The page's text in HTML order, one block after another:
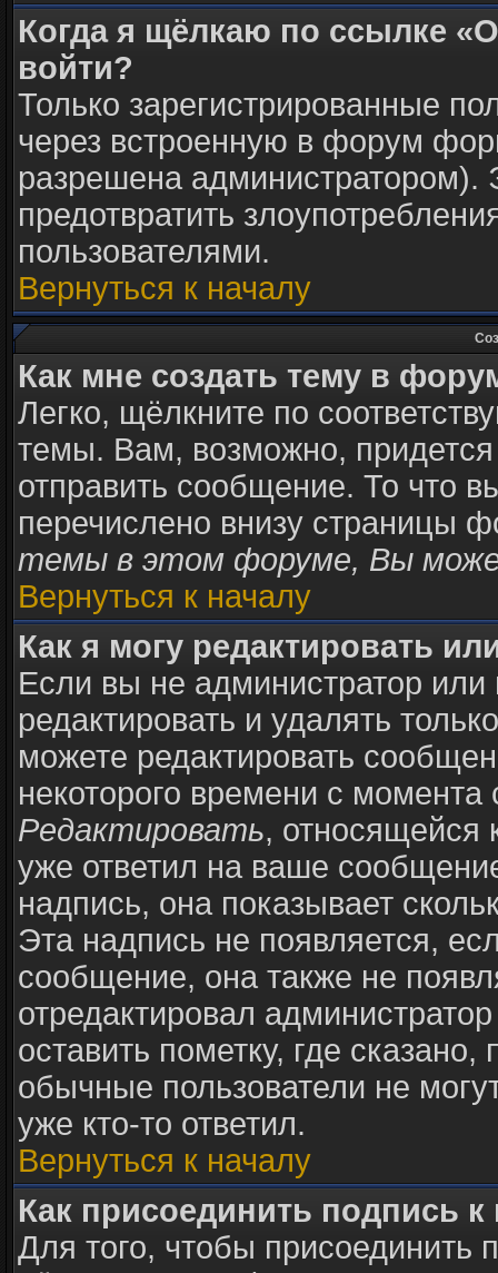
Когда я щёлкаю по ссылке
войти?
Только зарегистрированные
через встроенную в форум
разрешена администратором).
предотвратить
пользователями.
Вернуться к началу
Как мне создать тему в
Легко, щёлкните по
темы. Вам, возможно, придется
отправить сообщение. То что
перечислено внизу страницы
темы в этом форуме, Вы
Вернуться к началу
Как я могу редактировать
Если вы не администратор
редактировать и удалять
можете редактировать
некоторого времени с
Редактировать, относящейся
уже ответил на ваше
надпись, она показывает
Эта надпись не появляется,
сообщение, она также не
отредактировал
оставить пометку, где
обычные пользователи не
уже кто-то ответил.
Вернуться к началу
Как присоединить подпись
Для того, чтобы присоединить